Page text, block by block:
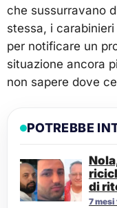
che sussurravano
stessa, i
per notificare un
situazione ancora
non sapere dove
POTREBBE
di
7 mesi